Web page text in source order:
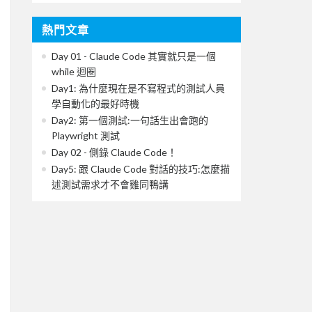
熱門文章
Day 01 - Claude Code 其實就只是一個
while 迴圈
Day1: 為什麼現在是不寫程式的測試人員
學自動化的最好時機
Day2: 第一個測試:一句話生出會跑的
Playwright 測試
Day 02 - 側錄 Claude Code！
Day5: 跟 Claude Code 對話的技巧:怎麼描
述測試需求才不會雞同鴨講